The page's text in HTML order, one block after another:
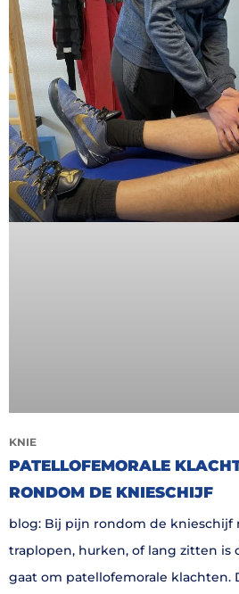
KNIE
PATELLOFEMORALE
RONDOM DE KNIESCHIJF
blog: Bij pijn rondom de knieschijf
traplopen, hurken, of lang zitten is
gaat om patellofemorale klachten.